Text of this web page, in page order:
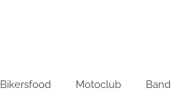
Bikersfood Motoclub Band